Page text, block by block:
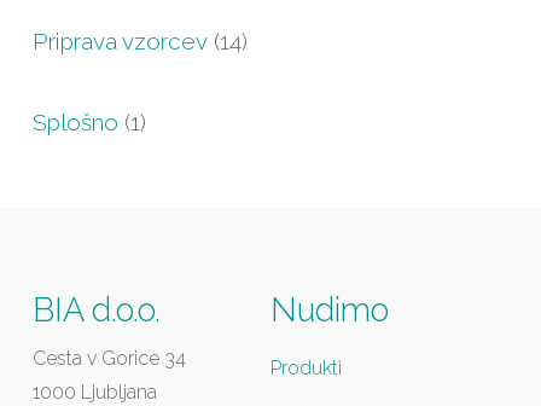
Priprava vzorcev (14)
Splošno (1)
BIA d.o.o.
Cesta v Gorice 34
1000 Ljubljana
Nudimo
Produkti